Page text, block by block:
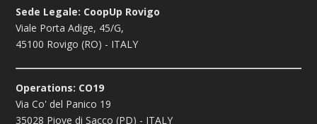
Sede Legale: CoopUp Rovigo
Viale Porta Adige, 45/G,
45100 Rovigo (RO) - ITALY
Operations: CO19
Via Co' del Panico 19
35028 Piove di Sacco (PD) - ITALY